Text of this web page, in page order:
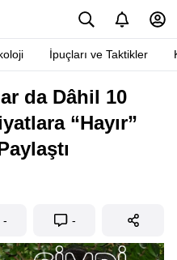
İpuçları ve Taktikler
da Dâhil 10
“Hayır”
- -